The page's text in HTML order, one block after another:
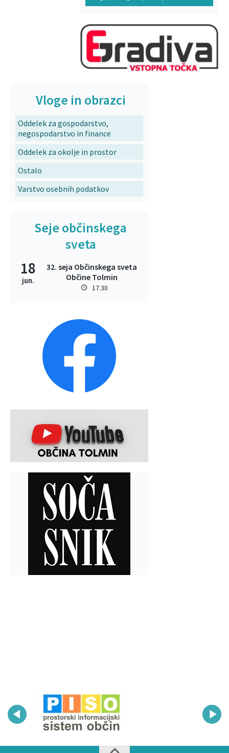
Vloge in obrazci
Oddelek za gospodarstvo,
negospodarstvo in finance
Oddelek za okolje in prostor
Ostalo
Varstvo osebnih podatkov
Seje občinskega
sveta
18
jun.
32. seja Občinskega sveta
Občine Tolmin
17.30